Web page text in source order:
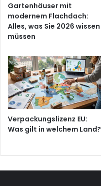
Gartenhäuser mit
modernem Flachdach:
Alles, was Sie 2026 wissen
müssen
Verpackungslizenz EU:
Was gilt in welchem Land?